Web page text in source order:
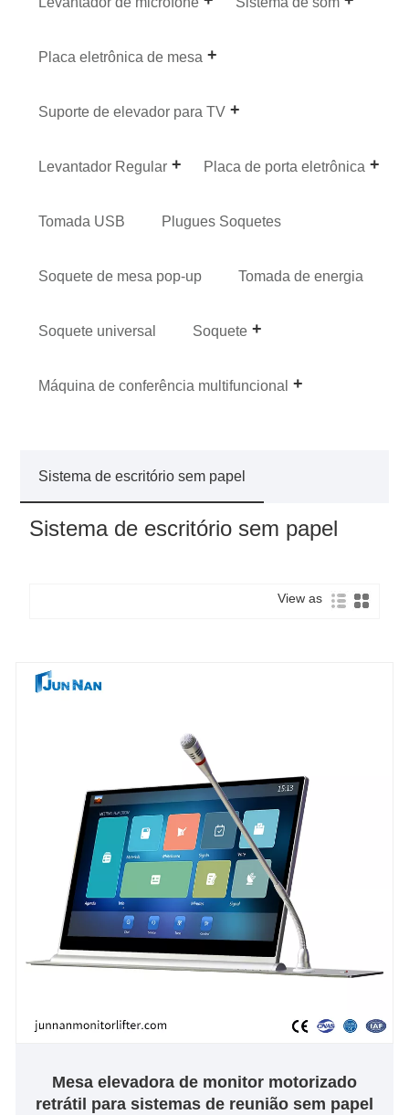
Placa eletrônica de mesa
Suporte de elevador para TV
Levantador Regular Placa de porta eletrônica
Tomada USB Plugues Soquetes
Soquete de mesa pop-up Tomada de energia
Soquete universal Soquete
Máquina de conferência multifuncional
Sistema de escritório sem papel
Sistema de escritório sem papel
View as
Mesa elevadora de monitor motorizado
retrátil para sistemas de reunião sem papel